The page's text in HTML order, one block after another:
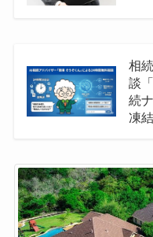
相
談
続
凍結